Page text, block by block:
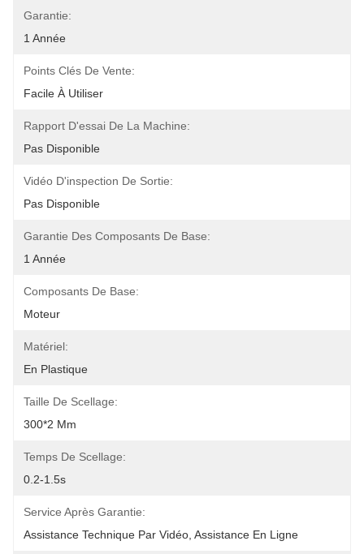
Garantie:
1 Année
Points Clés De Vente:
Facile À Utiliser
Rapport D'essai De La Machine:
Pas Disponible
Vidéo D'inspection De Sortie:
Pas Disponible
Garantie Des Composants De Base:
1 Année
Composants De Base:
Moteur
Matériel:
En Plastique
Taille De Scellage:
300*2 Mm
Temps De Scellage:
0.2-1.5s
Service Après Garantie:
Assistance Technique Par Vidéo, Assistance En Ligne